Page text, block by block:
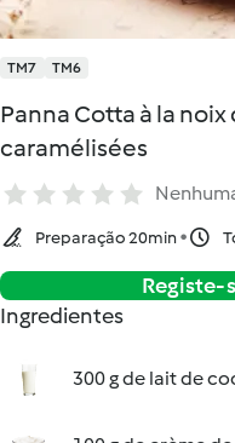
TM7 TM6
Panna Cotta à la
caramélisées
Preparação 20min
Ingredientes
300 g de lait de